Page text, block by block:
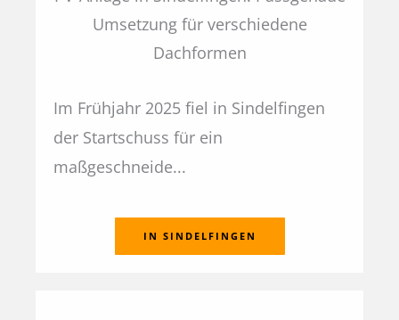
Umsetzung für verschiedene
Dachformen
Im Frühjahr 2025 fiel in Sindelfingen
der Startschuss für ein
maßgeschneide...
IN SINDELFINGEN